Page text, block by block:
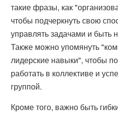
такие фразы, как
чтобы подчеркнуть свою
управлять задачами и быть
Также можно упомянуть
лидерские навыки", чтобы
работать в коллективе и
группой.
Кроме того, важно быть